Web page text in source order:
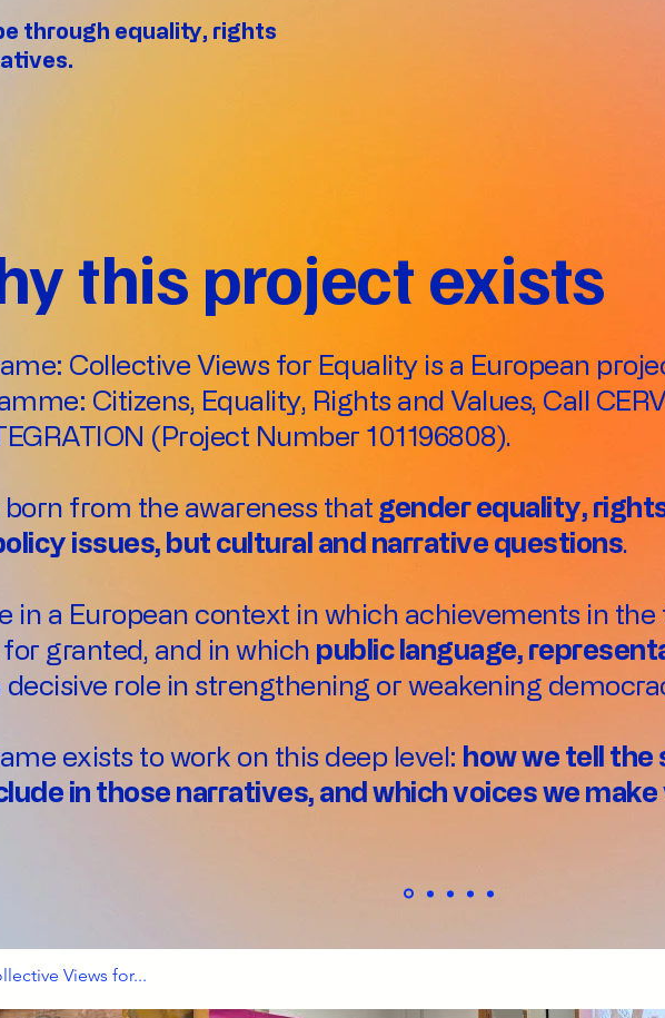
through equality, rights
this project exists
Collective Views for Equality is a European
Citizens, Equality, Rights and Values, Call
(Project Number 101196808).
born from the awareness that gender equality,
issues, but cultural and narrative questions.
in a European context in which achievements in
granted, and in which public language,
decisive role in strengthening or weakening
exists to work on this deep level: how we tell the
in those narratives, and which voices we
Views for...